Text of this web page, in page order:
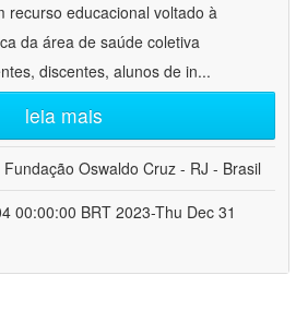
recurso educacional voltado à
da área de saúde coletiva
discentes, alunos de in...
leia mais
Fundação Oswaldo Cruz - RJ - Brasil
00:00:00 BRT 2023-Thu Dec 31